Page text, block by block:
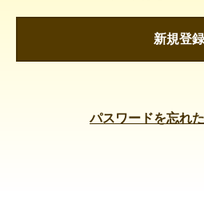
新規登録
パスワードを忘れ